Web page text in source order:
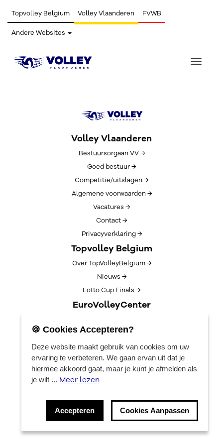
Topvolley Belgium Volley Vlaanderen FVWB
Andere Websites
Toggle
Volley Vlaanderen
Bestuursorgaan VV →
Goed bestuur →
Competitie/uitslagen →
Algemene voorwaarden →
Vacatures →
Contact →
Privacyverklaring →
Topvolley Belgium
Over TopVolleyBelgium →
Nieuws →
Lotto Cup Finals →
EuroVolleyCenter
Algemene info →
🍪 Cookies Accepteren?
Deze website maakt gebruik van cookies om uw
ervaring te verbeteren. We gaan ervan uit dat je
hiermee akkoord gaat, maar je kunt je afmelden als
je wilt ... Meer lezen
Accepteren Cookies Aanpassen